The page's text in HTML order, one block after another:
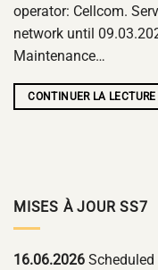
operator: Cellcom.
network until
Maintenance…
CONTINUER LA LECTURE
MISES À JOUR SS7
16.06.2026